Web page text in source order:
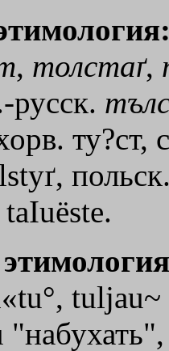
, толстаґ,
русск.